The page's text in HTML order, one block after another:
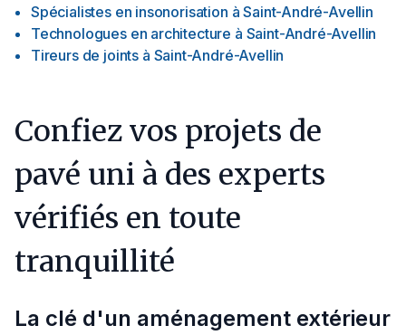
Spécialistes en insonorisation à Saint-André-Avellin
Technologues en architecture à Saint-André-Avellin
Tireurs de joints à Saint-André-Avellin
Confiez vos projets de
pavé uni à des experts
vérifiés en toute
tranquillité
La clé d'un aménagement extérieur